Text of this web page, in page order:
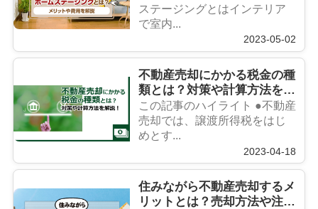
ステージングとはインテリア
で室内...
2023-05-02
不動産売却にかかる税金の種
類とは？対策や計算方法を解
説！
この記事のハイライト ●不動産
売却では、譲渡所得税をはじ
めとす...
2023-04-18
住みながら不動産売却するメ
リットとは？売却方法や注意